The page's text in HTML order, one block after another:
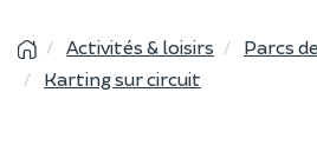
Activités & loisirs
Parcs
Karting sur circuit